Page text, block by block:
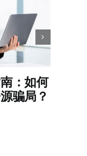
：如何
骗局？